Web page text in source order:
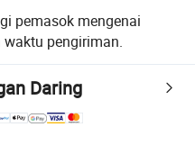
pemasok mengenai
pengiriman.
Daring